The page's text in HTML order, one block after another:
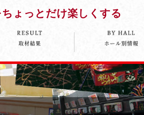
ょっとだけ楽しくする